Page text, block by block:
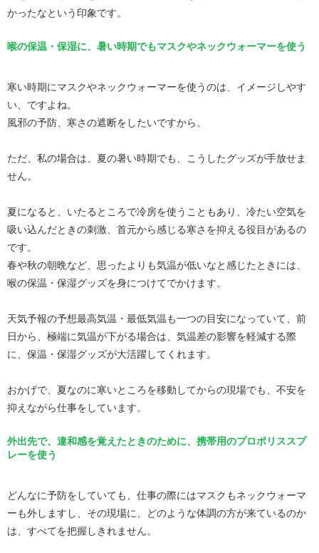
かったなという印象です。
喉の保温・保湿に、暑い時期でもマスクやネックウォーマーを使う
寒い時期にマスクやネックウォーマーを使うのは、イメージしやす
い、ですよね。
風邪の予防、寒さの遮断をしたいですから。
ただ、私の場合は、夏の暑い時期でも、こうしたグッズが手放せま
せん。
夏になると、いたるところで冷房を使うこともあり、冷たい空気を
吸い込んだときの刺激、首元から感じる寒さを抑える役目があるの
です。
春や秋の朝晩など、思ったよりも気温が低いなと感じたときには、
喉の保温・保湿グッズを身につけてでかけます。
天気予報の予想最高気温・最低気温も一つの目安になっていて、前
日から、極端に気温が下がる場合は、気温差の影響を軽減する際
に、保温・保湿グッズが大活躍してくれます。
おかげで、夏なのに寒いところを移動してからの現場でも、不安を
抑えながら仕事をしています。
外出先で、違和感を覚えたときのために、携帯用のプロポリススプ
レーを使う
どんなに予防をしていても、仕事の際にはマスクもネックウォーマ
ーも外しますし、その現場に、どのような体調の方が来ているのか
は、すべてを把握しきれません。